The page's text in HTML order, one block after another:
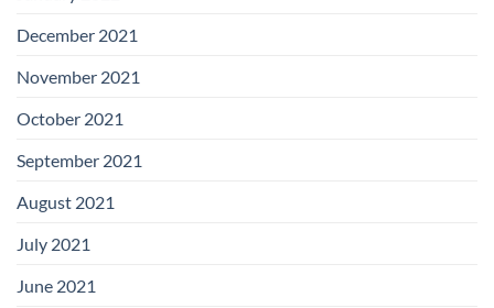
December 2021
November 2021
October 2021
September 2021
August 2021
July 2021
June 2021